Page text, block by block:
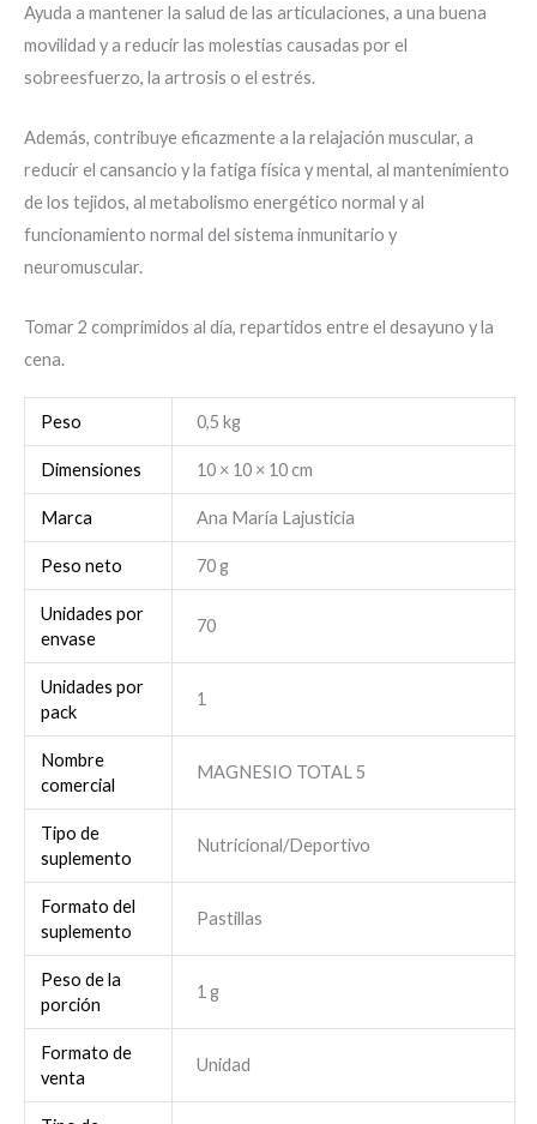
Ayuda a mantener la salud de las articulaciones, a una buena
movilidad y a reducir las molestias causadas por el
sobreesfuerzo, la artrosis o el estrés.
Además, contribuye eficazmente a la relajación muscular, a
reducir el cansancio y la fatiga física y mental, al mantenimiento
de los tejidos, al metabolismo energético normal y al
funcionamiento normal del sistema inmunitario y
neuromuscular.
Tomar 2 comprimidos al día, repartidos entre el desayuno y la
cena.
Peso 0,5 kg
Dimensiones 10 × 10 × 10 cm
Marca Ana María Lajusticia
Peso neto 70 g
Unidades por
envase
70
Unidades por
pack
1
Nombre
comercial
MAGNESIO TOTAL 5
Tipo de
suplemento
Nutricional/Deportivo
Formato del
suplemento
Pastillas
Peso de la
porción
1 g
Formato de
venta
Unidad